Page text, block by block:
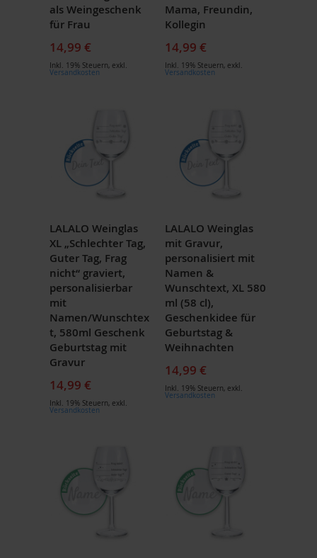
als Weingeschenk
für Frau
14,99 €
Inkl. 19% Steuern, exkl.
Versandkosten
Mama, Freundin,
Kollegin
14,99 €
Inkl. 19% Steuern, exkl.
Versandkosten
LALALO Weinglas
XL „Schlechter Tag,
Guter Tag, Frag
nicht“ graviert,
personalisierbar
mit
Namen/Wunschtex
t, 580ml Geschenk
Geburtstag mit
Gravur
14,99 €
Inkl. 19% Steuern, exkl.
Versandkosten
LALALO Weinglas
mit Gravur,
personalisiert mit
Namen &
Wunschtext, XL 580
ml (58 cl),
Geschenkidee für
Geburtstag &
Weihnachten
14,99 €
Inkl. 19% Steuern, exkl.
Versandkosten